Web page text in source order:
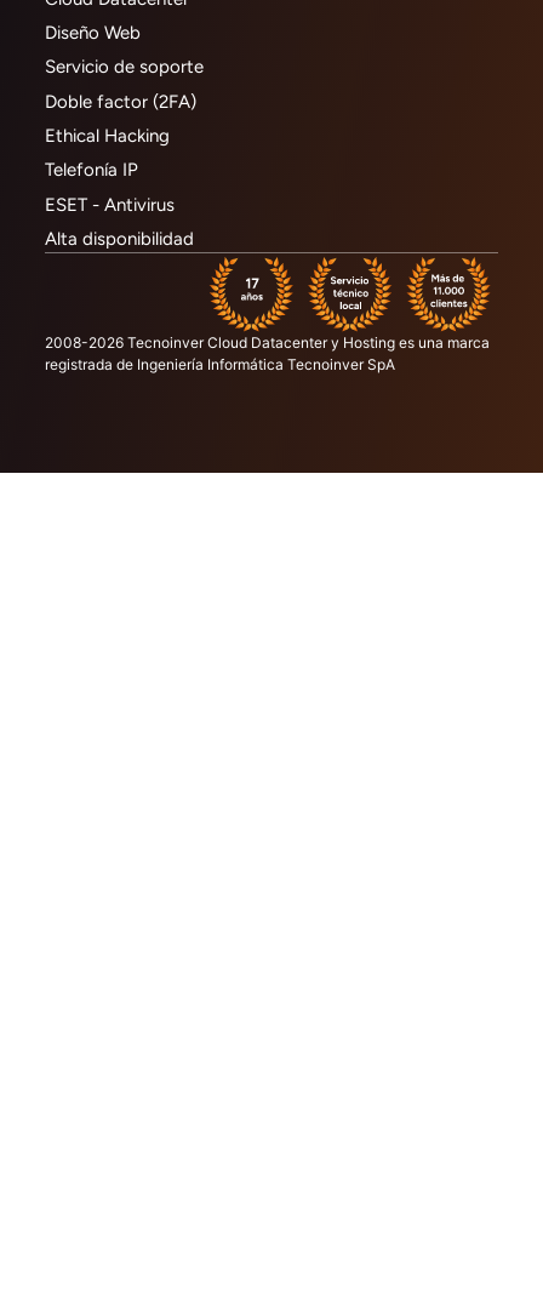
Diseño Web
Servicio de soporte
Doble factor (2FA)
Ethical Hacking
Telefonía IP
ESET - Antivirus
Alta disponibilidad
2008-2026 Tecnoinver Cloud Datacenter y Hosting es una marca
registrada de Ingeniería Informática Tecnoinver SpA